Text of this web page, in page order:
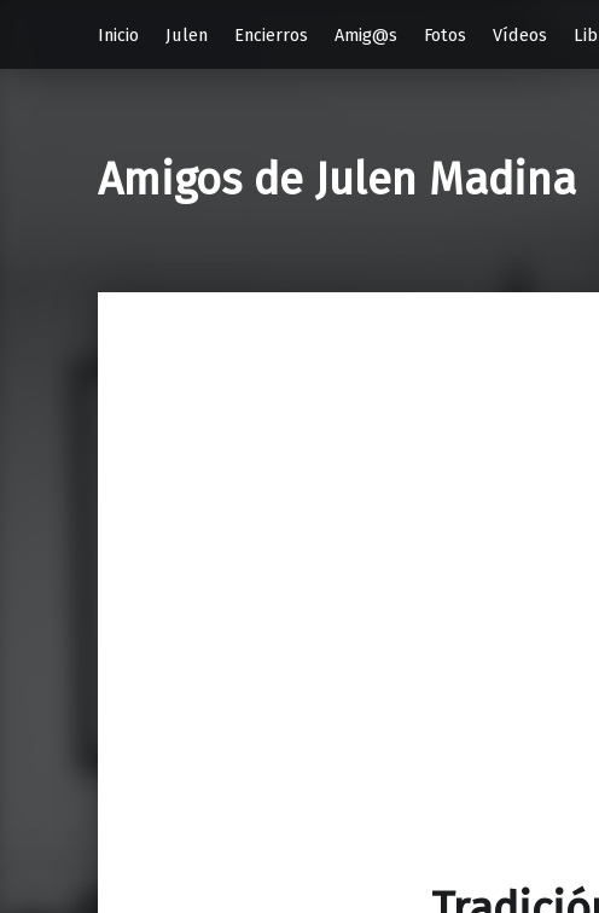
Inicio Julen Encierros Amig@s Fotos Vídeos
Amigos de Julen Madina